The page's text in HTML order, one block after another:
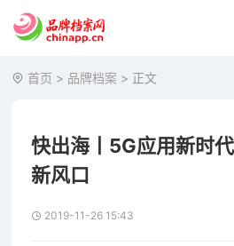
首页 > 品牌档案 > 正文
快出海丨5G应用新时
新风口
2019-11-26 15:43